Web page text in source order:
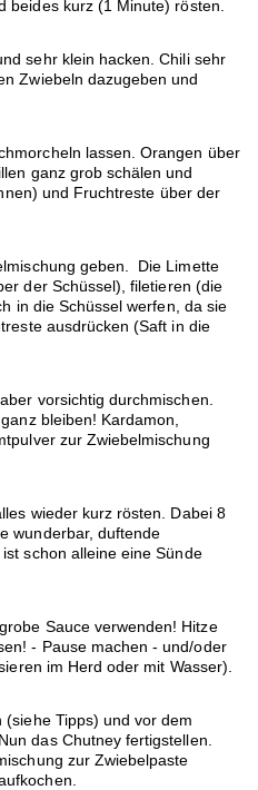
beides kurz (1 Minute) rösten.
sehr klein hacken. Chili sehr
Zwiebeln dazugeben und
lassen. Orangen über
ganz grob schälen und
und Fruchtreste über der
geben. Die Limette
der Schüssel), filetieren (die
in die Schüssel werfen, da sie
ausdrücken (Saft in die
vorsichtig durchmischen.
bleiben! Kardamon,
zur Zwiebelmischung
wieder kurz rösten. Dabei 8
wunderbar, duftende
schon alleine eine Sünde
Sauce verwenden! Hitze
- Pause machen - und/oder
im Herd oder mit Wasser).
(siehe Tipps) und vor dem
das Chutney fertigstellen.
zur Zwiebelpaste